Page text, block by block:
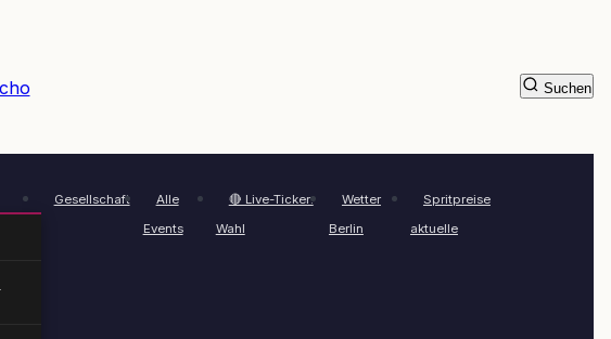
Gesellschaft
Alle
Events
🔴 Live-Ticker:
Wahl
Wetter
Berlin
Spritpreise
aktuelle
Suchen